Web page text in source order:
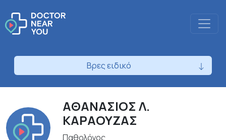
Βρες ειδικό
ΑΘΑΝΑΣΙΟΣ Λ.
ΚΑΡΑΟΥΖΑΣ
Παθολόγος